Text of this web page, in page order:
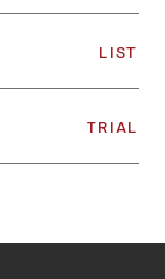
LIST
TRIAL